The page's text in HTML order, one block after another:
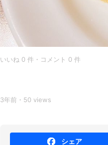
いいね 0 件・コメント 0 件
3年前・50 views
シェア